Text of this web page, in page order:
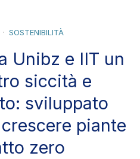
SOSTENIBILITÀ
Unibz e IIT un
siccità e
sviluppato
piante
zero